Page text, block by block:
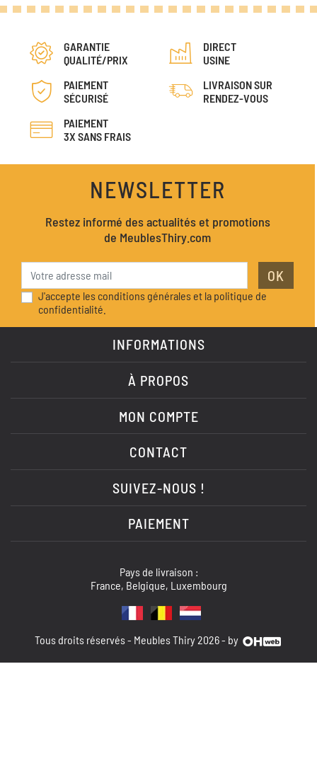
GARANTIE
QUALITÉ/PRIX
DIRECT
USINE
PAIEMENT
SÉCURISÉ
LIVRAISON SUR
RENDEZ-VOUS
PAIEMENT
3X SANS FRAIS
NEWSLETTER
Restez informé des actualités et promotions
de MeublesThiry.com
OK
J'accepte les conditions générales et la politique de
confidentialité.
INFORMATIONS
À PROPOS
MON COMPTE
CONTACT
SUIVEZ-NOUS !
PAIEMENT
Pays de livraison :
France, Belgique, Luxembourg
Tous droits réservés - Meubles Thiry 2026 - by